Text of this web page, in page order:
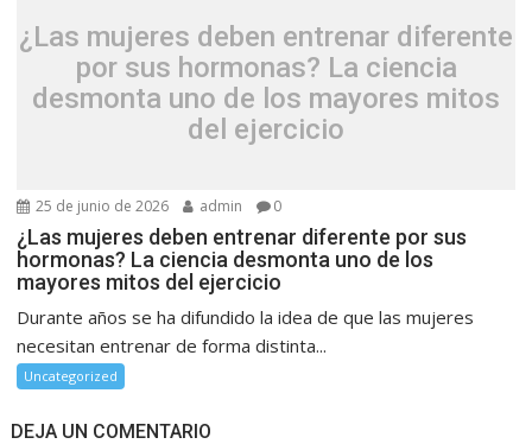
¿Las mujeres deben entrenar diferente
por sus hormonas? La ciencia
desmonta uno de los mayores mitos
del ejercicio
25 de junio de 2026 admin 0
¿Las mujeres deben entrenar diferente por sus
hormonas? La ciencia desmonta uno de los
mayores mitos del ejercicio
Durante años se ha difundido la idea de que las mujeres
necesitan entrenar de forma distinta...
Uncategorized
DEJA UN COMENTARIO